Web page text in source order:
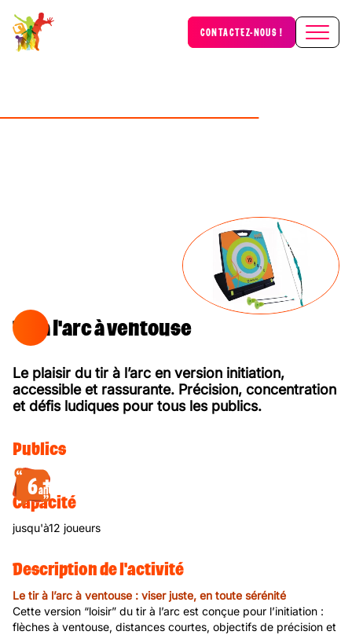
CONTACTEZ-NOUS !
Tir à l'arc à ventouse
Le plaisir du tir à l’arc en version initiation,
accessible et rassurante. Précision, concentration
et défis ludiques pour tous les publics.
Publics
6ans
Capacité
jusqu'à12 joueurs
Description de l'activité
Le tir à l’arc à ventouse : viser juste, en toute sérénité
Cette version “loisir” du tir à l’arc est conçue pour l’initiation :
flèches à ventouse, distances courtes, objectifs de précision et